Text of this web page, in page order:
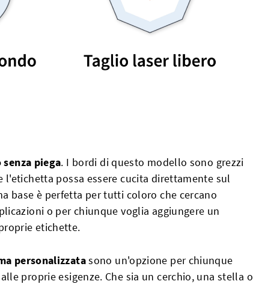
piega. I bordi di questo modello sono grezzi
l'etichetta possa essere cucita direttamente sul
base è perfetta per tutti coloro che cercano
o per chiunque voglia aggiungere un
etichette.
personalizzatasono un'opzione per chiunque
proprie esigenze. Che sia un cerchio, una stella o